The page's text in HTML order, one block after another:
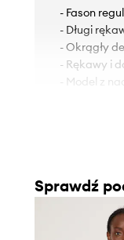
- Fason
- Długi
- Okrągły
- Rękawy i
- Model z
Sprawdź